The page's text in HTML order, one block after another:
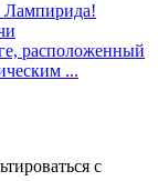
Лампирида!
расположенный
...
с